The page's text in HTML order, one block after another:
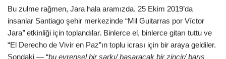
Bu zulme rağmen, Jara hala aramızda. 25 Ekim 2019’da
insanlar Santiago şehir merkezinde “Mil Guitarras por Víctor
Jara”etkinliği için toplandılar. Binlerce el, binlerce gitarı tuttu ve
“El Derecho de Vivir en Paz”ın toplu icrası için bir araya geldiler.
Sondaki — “bu evrensel bir şarkı/ başaracak bir zincir/ barış